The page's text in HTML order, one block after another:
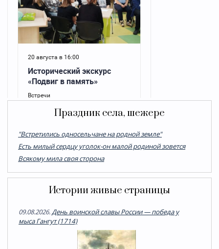
Праздник села, шежере
"Встретились односельчане на родной земле"
Есть милый сердцу уголок-он малой родиной зовется
Всякому мила своя сторона
Истории живые страницы
09.08.2026.День воинской славы России — победа у
мыса Гангут (1714)